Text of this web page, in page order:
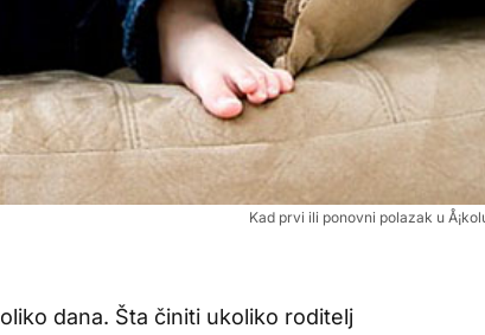
Kad prvi ili ponovni polazak u
dana. Šta činiti ukoliko roditelj